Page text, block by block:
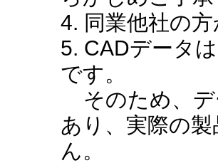
4. 同業他社の
5. CADデータ
です。
そのため、デ
あり、実際の
ん。